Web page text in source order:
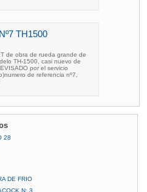
TH1500
de obra de rueda grande de
TH-1500, casi nuevo de
por el servicio
de referencia nº7,
28
DE FRIO
N: 3